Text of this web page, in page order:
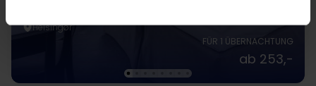
Helsingør
FÜR 1 ÜBERNACHTUNG
ab 253,-